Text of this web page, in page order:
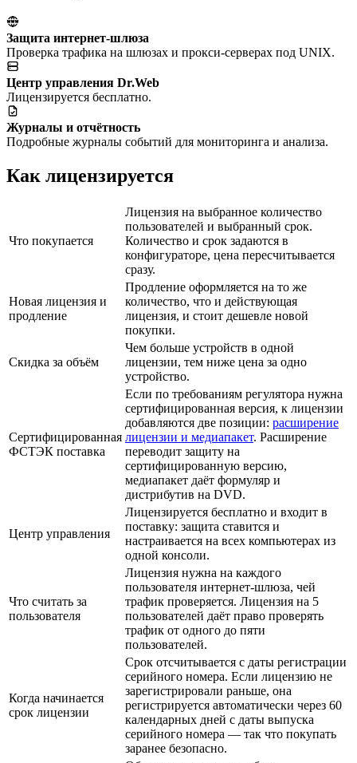
Защита интернет-шлюза
Проверка трафика на шлюзах и прокси-серверах под UNIX.
Центр управления Dr.Web
Лицензируется бесплатно.
Журналы и отчётность
Подробные журналы событий для мониторинга и анализа.
Как лицензируется
Что покупается
Лицензия на выбранное количество
пользователей и выбранный срок.
Количество и срок задаются в
конфигураторе, цена пересчитывается
сразу.
Новая лицензия и
продление
Продление оформляется на то же
количество, что и действующая
лицензия, и стоит дешевле новой
покупки.
Скидка за объём
Чем больше устройств в одной
лицензии, тем ниже цена за одно
устройство.
Сертифицированная
ФСТЭК поставка
Если по требованиям регулятора нужна
сертифицированная версия, к лицензии
добавляются две позиции: расширение
лицензии и медиапакет. Расширение
переводит защиту на
сертифицированную версию,
медиапакет даёт формуляр и
дистрибутив на DVD.
Центр управления
Лицензируется бесплатно и входит в
поставку: защита ставится и
настраивается на всех компьютерах из
одной консоли.
Что считать за
пользователя
Лицензия нужна на каждого
пользователя интернет-шлюза, чей
трафик проверяется. Лицензия на 5
пользователей даёт право проверять
трафик от одного до пяти
пользователей.
Когда начинается
срок лицензии
Срок отсчитывается с даты регистрации
серийного номера. Если лицензию не
зарегистрировали раньше, она
регистрируется автоматически через 60
календарных дней с даты выпуска
серийного номера — так что покупать
заранее безопасно.